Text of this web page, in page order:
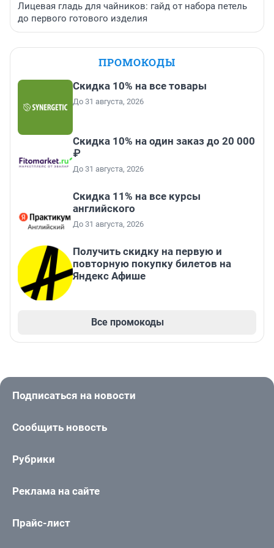
Лицевая гладь для чайников: гайд от набора петель
до первого готового изделия
ПРОМОКОДЫ
Скидка 10% на все товары
До 31 августа, 2026
Скидка 10% на один заказ до 20 000
₽
До 31 августа, 2026
Скидка 11% на все курсы
английского
До 31 августа, 2026
Получить скидку на первую и
повторную покупку билетов на
Яндекс Афише
Все промокоды
Подписаться на новости
Сообщить новость
Рубрики
Реклама на сайте
Прайс-лист